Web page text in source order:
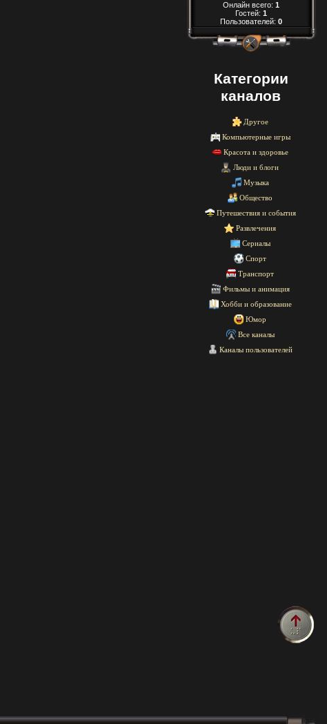
Онлайн всего: 1
Гостей: 1
Пользователей: 0
Категории
каналов
Другое
Компьютерные игры
Красота и здоровье
Люди и блоги
Музыка
Общество
Путешествия и события
Развлечения
Сериалы
Спорт
Транспорт
Фильмы и анимация
Хобби и образование
Юмор
Все каналы
Каналы пользователей